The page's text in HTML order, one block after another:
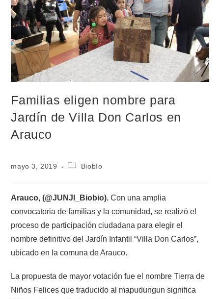
Familias eligen nombre para
Jardín de Villa Don Carlos en
Arauco
mayo 3, 2019 Biobío
Arauco, (@JUNJI_Biobio). Con una amplia
convocatoria de familias y la comunidad, se realizó el
proceso de participación ciudadana para elegir el
nombre definitivo del Jardín Infantil “Villa Don Carlos”,
ubicado en la comuna de Arauco.
La propuesta de mayor votación fue el nombre Tierra de
Niños Felices que traducido al mapudungun significa